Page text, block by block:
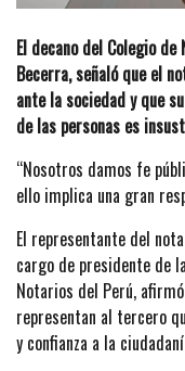
El decano del Colegio
Becerra, señaló que el
ante la sociedad y que
de las personas es
“Nosotros damos fe
ello implica una gran
El representante del
cargo de presidente de
Notarios del Perú,
representan al tercero
y confianza a la